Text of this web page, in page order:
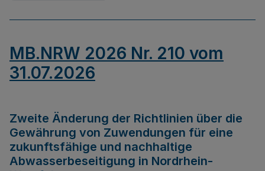
MB.NRW 2026 Nr. 210 vom
31.07.2026
Zweite Änderung der Richtlinien über die
Gewährung von Zuwendungen für eine
zukunftsfähige und nachhaltige
Abwasserbeseitigung in Nordrhein-